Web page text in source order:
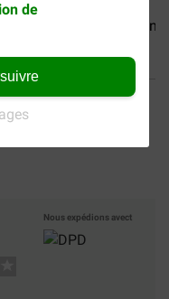
de
One Adult au saumon...
Frais de port offerts dès
69 €
Nous expédions avect